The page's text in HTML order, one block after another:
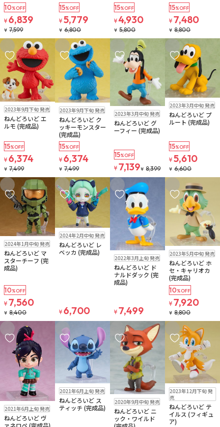
10%OFF
¥ 6,839
¥ 7,599
15%OFF
¥ 5,779
¥ 6,800
15%OFF
¥4,930
¥ 5,800
15%OFF
¥ 7,480
¥ 8,800
お気に入りに追加
在庫なし
注文再開メール
2023年9月下旬 発売
ねんどろいど エ
ルモ (完成品)
15%OFF
¥ 6,374
¥ 7,499
お気に入りに追加
在庫なし
注文再開メール
2023年9月下旬 発売
ねんどろいど ク
ッキーモンスター
(完成品)
15%OFF
¥ 6,374
¥ 7,499
お気に入りに追加
在庫なし
注文再開メール
2023年3月中旬 発売
ねんどろいど グ
ーフィー (完成品)
15%OFF
¥ 7,139¥ 8,399
お気に入りに
在庫なし
2023年3月中旬 発売
ねんどろいど プ
ルート (完成品)
15%OFF
¥ 5,610
¥ 6,600
お気に入りに追加
在庫なし
2024年1月中旬 発売
ねんどろいど マ
スターチーフ (完
成品)
10%OFF
¥ 7,560
¥ 8,400
お気に入りに追加
在庫なし
注文再開メール
2024年2月中旬 発売
ねんどろいど レ
ベッカ (完成品)
¥ 6,700
お気に入りに追加
在庫なし
2022年3月上旬 発売
ねんどろいど ド
ナルドダック (完
成品)
¥ 7,499
お気に入りに
在庫なし
注文再開メール
2023年5月中旬 発売
ねんどろいど ホ
セ・キャリオカ
(完成品)
10%OFF
¥ 7,920
¥ 8,800
お気に入りに追加
在庫なし
2021年6月上旬 発売
ねんどろいど ヴ
ァネロペ (完成品)
お気に入りに追加
在庫なし
2021年6月上旬 発売
ねんどろいど ス
ティッチ (完成品)
お気に入りに追加
在庫なし
2020年9月中旬 発売
ねんどろいど ニ
ック・ワイルド
お気に入りに
在庫なし
注文再開メール
2023年12月下旬 発
売
ねんどろいど テ
イルス (フィギュ
ア)